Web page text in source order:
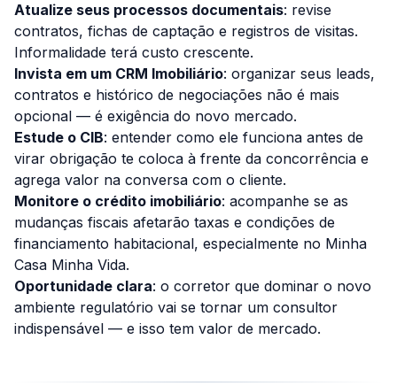
Atualize seus processos documentais: revise
contratos, fichas de captação e registros de visitas.
Informalidade terá custo crescente.
Invista em um CRM Imobiliário: organizar seus leads,
contratos e histórico de negociações não é mais
opcional — é exigência do novo mercado.
Estude o CIB: entender como ele funciona antes de
virar obrigação te coloca à frente da concorrência e
agrega valor na conversa com o cliente.
Monitore o crédito imobiliário: acompanhe se as
mudanças fiscais afetarão taxas e condições de
financiamento habitacional, especialmente no Minha
Casa Minha Vida.
Oportunidade clara: o corretor que dominar o novo
ambiente regulatório vai se tornar um consultor
indispensável — e isso tem valor de mercado.